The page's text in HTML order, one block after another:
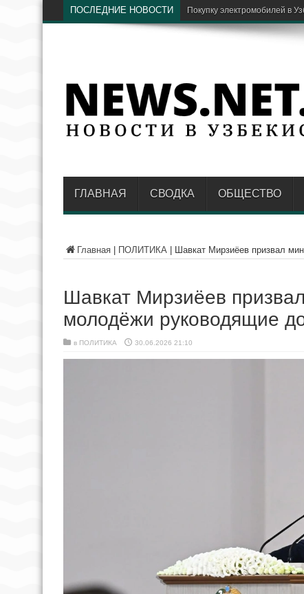
ПОСЛЕДНИЕ НОВОСТИ В Узбекист
ГЛАВНАЯ СВОДКА ОБЩЕСТВО
Главная ПОЛИТИКА Шавкат Мирзиёев призвал
Шавкат Мирзиёев
молодёжи руководящие
в ПОЛИТИКА 30.06.2026 21:10